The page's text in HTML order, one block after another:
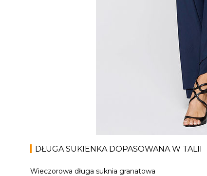
DŁUGA SUKIENKA DOPASOWANA W TALII
Wieczorowa długa suknia granatowa